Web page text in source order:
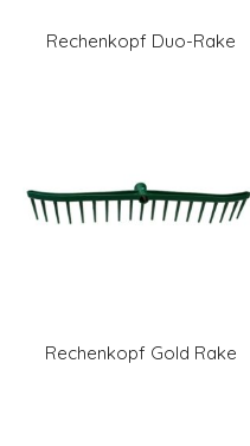
Rechenkopf Duo-Rake
Rechenkopf Gold Rake